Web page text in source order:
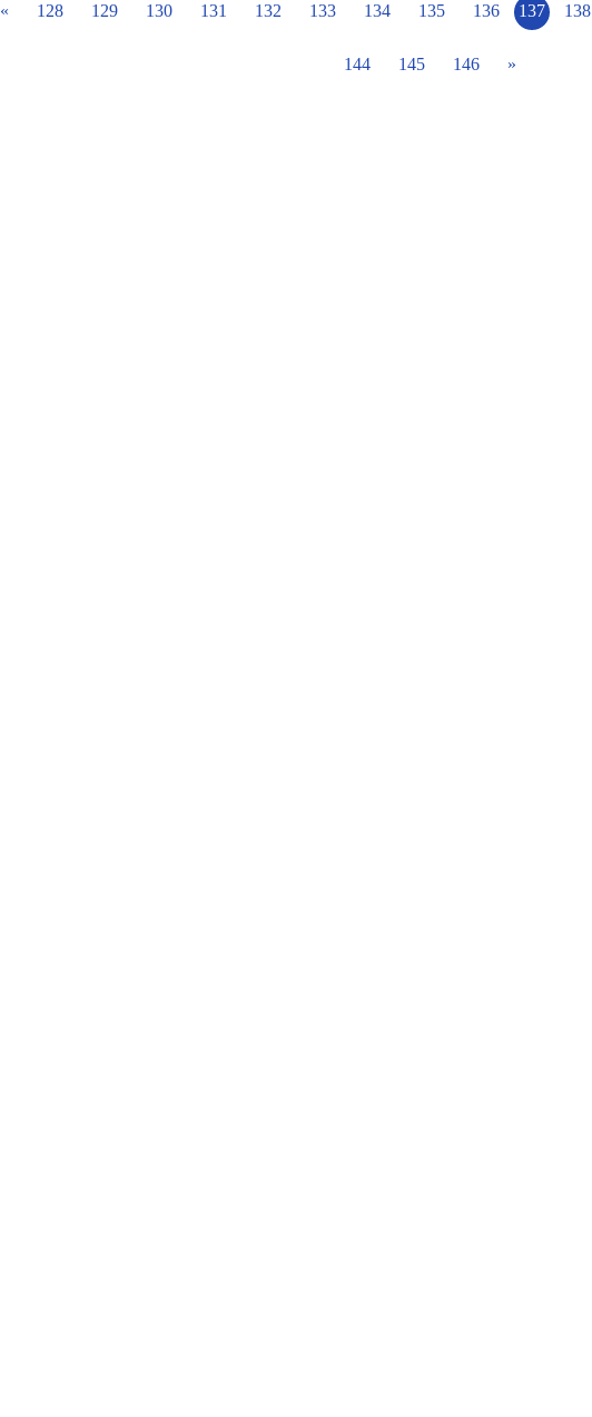
« 128 129 130 131 132 133 134 135 136 137 138
144 145 146 »